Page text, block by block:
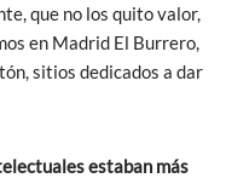
que no los quito valor,
en Madrid El Burrero,
sitios dedicados a dar
estaban más